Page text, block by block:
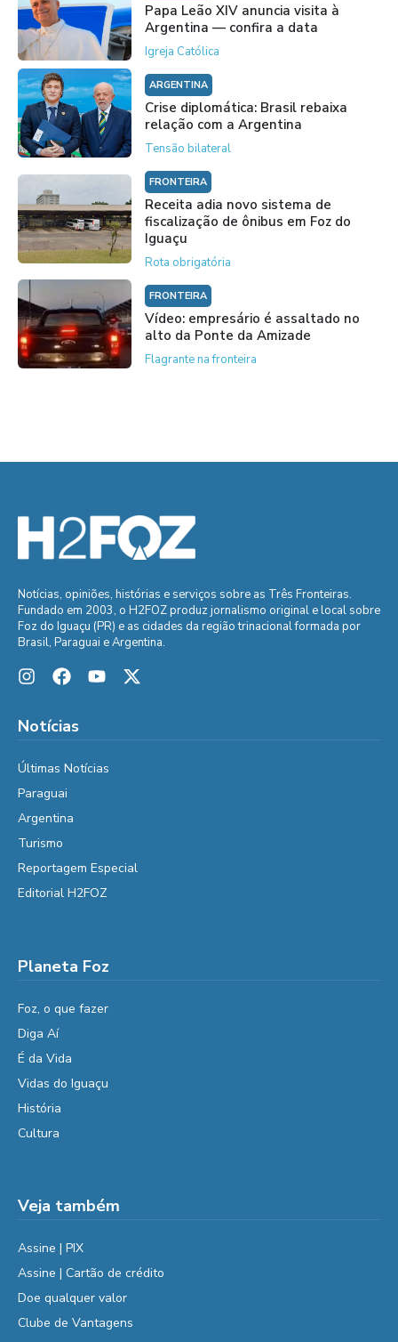
Papa Leão XIV anuncia visita à
Argentina — confira a data
Igreja Católica
ARGENTINA
Crise diplomática: Brasil rebaixa
relação com a Argentina
Tensão bilateral
FRONTEIRA
Receita adia novo sistema de
fiscalização de ônibus em Foz do
Iguaçu
Rota obrigatória
FRONTEIRA
Vídeo: empresário é assaltado no
alto da Ponte da Amizade
Flagrante na fronteira
Notícias, opiniões, histórias e serviços sobre as Três Fronteiras.
Fundado em 2003, o H2FOZ produz jornalismo original e local sobre
Foz do Iguaçu (PR) e as cidades da região trinacional formada por
Brasil, Paraguai e Argentina.
Notícias
Últimas Notícias
Paraguai
Argentina
Turismo
Reportagem Especial
Editorial H2FOZ
Planeta Foz
Foz, o que fazer
Diga Aí
É da Vida
Vidas do Iguaçu
História
Cultura
Veja também
Assine | PIX
Assine | Cartão de crédito
Doe qualquer valor
Clube de Vantagens